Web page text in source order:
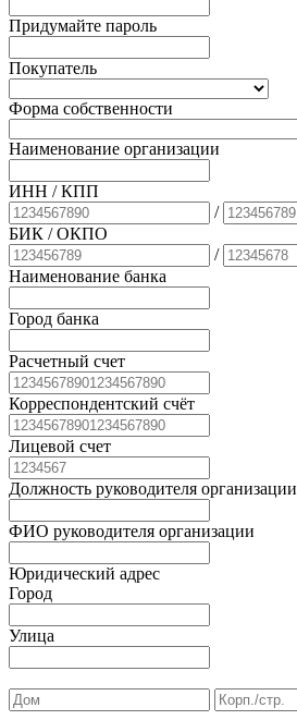
Придумайте пароль
Покупатель
Форма собственности
Наименование организации
ИНН / КПП
/
БИК / ОКПО
/
Наименование банка
Город банка
Расчетный счет
Корреспондентский счёт
Лицевой счет
Должность руководителя организации
ФИО руководителя организации
Юридический адрес
Город
Улица